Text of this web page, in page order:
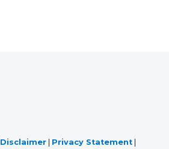
Disclaimer Privacy Statement